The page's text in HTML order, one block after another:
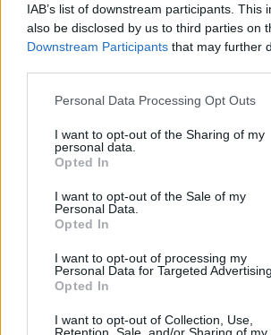
IAB’s list of downstream participants. This
also be disclosed by us to third parties on
Downstream Participants that may further
Please note that this website/app uses one
not limited to your visit or usage behaviour.
grant or deny consent to Google and its
use your data for below specified purposes
consent section.
Personal Data Processing Opt Outs
I want to opt-out of the Sharing of my
personal data.
Opted In
I want to opt-out of the Sale of my
Personal Data.
Opted In
I want to opt-out of processing my
Personal Data for Targeted Advertising.
Opted In
I want to opt-out of Collection, Use,
Retention, Sale, and/or Sharing of my
Calangianus, allarme sul
minori, Albieri: “Episodi
Gallura, finti clienti svuotano
50mila nel resort
Meteo Olbia 7 agosto, sole e
protagonisti
Test tunnel Olbia: rampe
fine agosto